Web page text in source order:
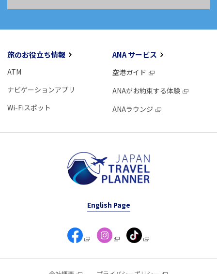
旅のお役立ち情報
ATM
ナビゲーションアプリ
Wi-Fiスポット
ANA サービス
空港ガイド
ANAがお約束する体験
ANAラウンジ
English Page